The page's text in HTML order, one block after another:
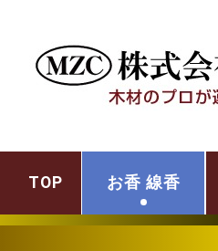
TOP お香 線香